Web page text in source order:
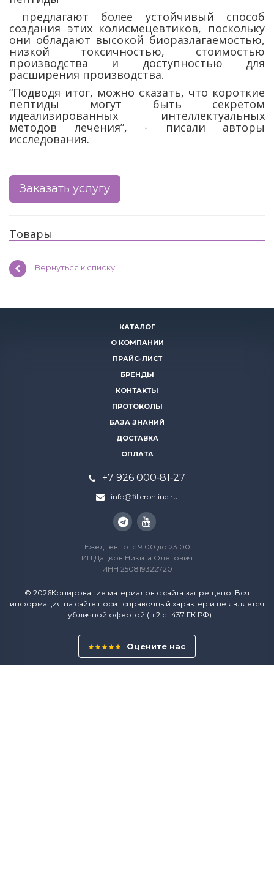
предлагают более устойчивый способ
создания этих колисмецевтиков, поскольку
они обладают высокой биоразлагаемостью,
низкой токсичностью, стоимостью
производства и доступностью для
расширения производства.
“Подводя итог, можно сказать, что короткие
пептиды могут быть секретом
идеализированных интеллектуальных
методов лечения”, - писали авторы
исследования.
Заказать услугу
Товары
Вернуться к списку
© 2026Копирование материалов с сайта запрещено. Вся
информация на сайте носит справочный характер и не является
публичной офертой (п.2 ст.437 ГК РФ)
Оцените нас
КАТАЛОГ
О КОМПАНИИ
ПРАЙС-ЛИСТ
БРЕНДЫ
КОНТАКТЫ
ПРОТОКОЛЫ
БАЗА ЗНАНИЙ
ДОСТАВКА
ОПЛАТА
+7 926 000‑81‑27
info@filleronline.ru
Ежедневно: с 9:00 до 23:00
ИП Дацков Никита Олегович
ИНН 250819322720